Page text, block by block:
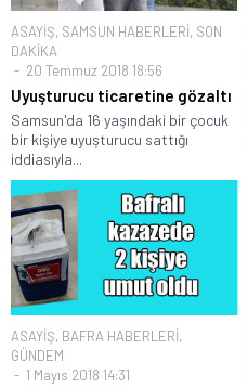
ASAYİŞ, SAMSUN HABERLERİ, SON
DAKİKA
20 Temmuz 2018 18:56
Uyuşturucu ticaretine gözaltı
Samsun'da 16 yaşındaki bir çocuk
bir kişiye uyuşturucu sattığı
iddiasıyla...
ASAYİŞ, BAFRA HABERLERİ,
GÜNDEM
1 Mayıs 2018 14:31